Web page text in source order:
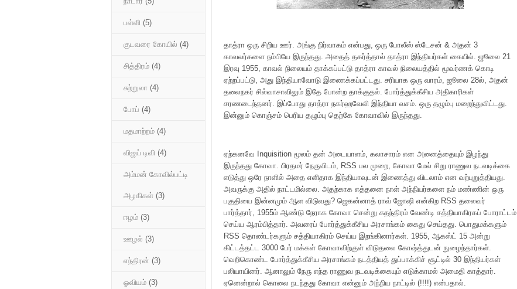
தாத்ரா ஒரு சிறிய ஊர். அங்கு நிர்வாகம் என்பது, ஒரு போலீஸ் ஸ்டேசன் & அதன் 3
காவலர்களை நம்பியே இருந்தது. அதைத் தகர்த்தால் தாத்ரா இந்தியர்கள் கையில். ஜூலை 21
இரவு 1955, காவல் நிலையம் தாக்கப்பட்டு தாத்ரா காவல் நிலையத்தில் மூவர்ணக் கொடி
ஏற்றப்பட்டு, அது இந்தியாவோடு இணைக்கப்பட்டது. சரியாக ஒரு வாரம், ஜூலை 28ல், அதன்
தலைநகர் சில்வாசாவிலும் இதே போன்ற தாக்குதல். போர்த்துக்கீசிய அதிகாரிகள்
சரணடைந்தனர். இப்போது தாத்ரா நகர்ஹவேலி இந்தியா வசம். ஒரு தழும்பு மறைந்துவிட்டது.
இன்னும் கொஞ்சம் பெரிய தழும்பு தெற்கே கோவாவில் இருந்தது.
ஏற்கனவே Inquisition மூலம் தன் அடையாளம், கலாசாரம் என அனைத்தையும் இழந்து
இருந்தது கோவா. பிரதமர் நேருவிடம், RSS பல முறை, கோவா மேல் சிறு ராணுவ நடவடிக்கை
எடுத்து ஒரே நாளில் அதை எளிதாக இந்தியாவுடன் இணைத்து விடலாம் என வற்புறுத்தியது.
அவருக்கு அதில் நாட்டமில்லை. அதற்காக எத்தனை நாள் அந்நியர்களை நம் மண்ணின் ஒரு
பகுதியை இன்னமும் ஆள விடுவது? ஜெகன்னாத் ராவ் ஜோஷி என்கிற RSS தலைவர்
பார்த்தார், 1955ம் ஆண்டு நேராக கோவா சென்று சுதந்திரம் வேண்டி சத்தியாகிரகப் போராட்டம்
செய்ய ஆரம்பித்தார். அவரைப் போர்த்துக்கீசிய அரசாங்கம் கைது செய்தது. பொதுமக்களும்
RSS தொண்டர்களும் சத்தியாகிரம் செய்ய இறங்கினார்கள். 1955, ஆகஸ்ட் 15 அன்று
கிட்டத்தட்ட 3000 பேர் மக்கள் கோவாவிற்குள் விடுதலை கோஷ்த்துடன் நுழைந்தார்கள்.
வெறிகொண்ட போர்த்துக்கீசிய அரசாங்கம் நடத்தியத் துப்பாக்கிச் சூட்டில் 30 இந்தியர்கள்
பலியாயினர். ஆனாலும் நேரு எந்த ராணுவ நடவடிக்கையும் எடுக்காமல் அமைதி காத்தார்.
ஏனென்றால் கொலை நடந்தது கோவா என்னும் அந்நிய நாட்டில் (!!!!) என்பதால்.
பள்ளி (5)
குடவரை கோயில் (4)
சித்திரம் (4)
சுற்றுலா (4)
போப் (4)
மதமாற்றம் (4)
விஜய் டிவி (4)
அம்மன் கோவில்பட்டி
அழகிகள் (3)
ஈழம் (3)
ஊழல் (3)
எந்திரன் (3)
ஓவியம் (3)